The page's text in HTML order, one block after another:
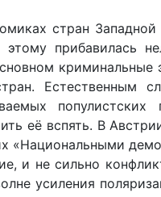
стран
прибавилась
криминальные
Естественным
популистских
её вспять. В
«Национальными
и не сильно
усиления